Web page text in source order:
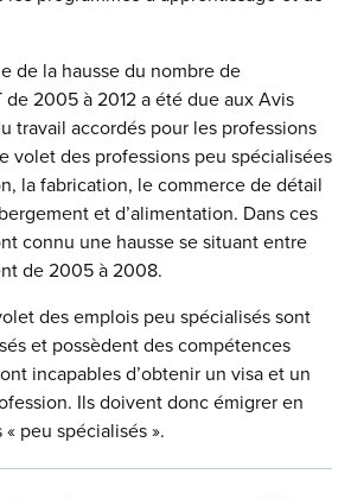
de la hausse du nombre de
de 2005 à 2012 a été due aux Avis
travail accordés pour les professions
volet des professions peu spécialisées
la fabrication, le commerce de détail
et d’alimentation. Dans ces
connu une hausse se situant entre
de 2005 à 2008.
des emplois peu spécialisés sont
et possèdent des compétences
incapables d’obtenir un visa et un
Ils doivent donc émigrer en
peu spécialisés ».